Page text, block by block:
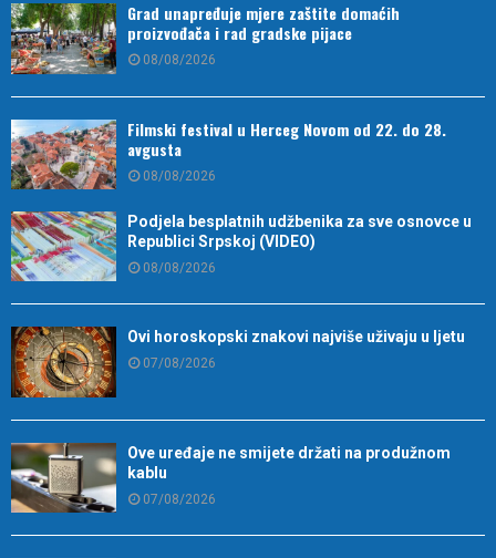
Grad unapređuje mjere zaštite domaćih
proizvođača i rad gradske pijace
08/08/2026
Filmski festival u Herceg Novom od 22. do 28.
avgusta
08/08/2026
Podjela besplatnih udžbenika za sve osnovce u
Republici Srpskoj (VIDEO)
08/08/2026
Ovi horoskopski znakovi najviše uživaju u ljetu
07/08/2026
Ove uređaje ne smijete držati na produžnom
kablu
07/08/2026